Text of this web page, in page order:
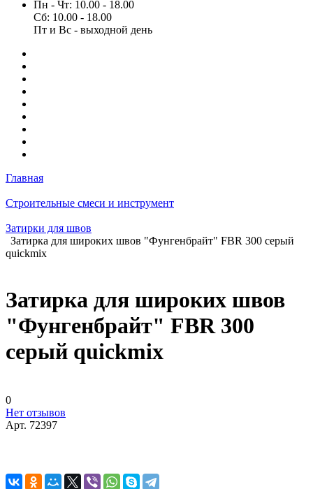
Пн - Чт: 10.00 - 18.00
Сб: 10.00 - 18.00
Пт и Вс - выходной день
Главная
Строительные смеси и инструмент
Затирки для швов
Затирка для широких швов "Фунгенбрайт" FBR 300 серый
quickmix
Затирка для широких швов
"Фунгенбрайт" FBR 300
серый quickmix
0
Нет отзывов
Арт. 72397